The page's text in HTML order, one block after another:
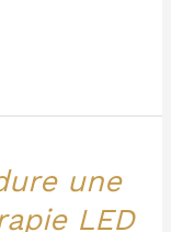
une
LED